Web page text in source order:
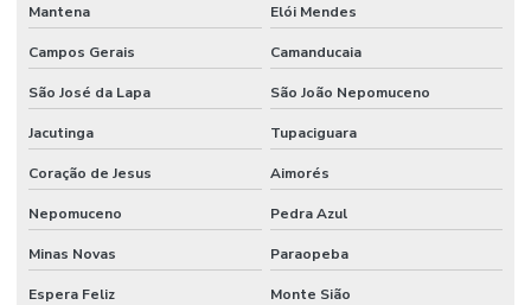
Manutenção Preventiva E Segurança
Manutenção Preventiva Industrial
Manutenção preventiva industrial
Manutenção Preventiva Para Equipamentos Pesados
Manutenção Preventiva Para Indústrias
Manutenção Preventiva Para Máquinas
Manutenção de processos industriais
Mantena Elói Mendes
Campos Gerais Camanducaia
São José da Lapa São João Nepomuceno
Jacutinga Tupaciguara
Coração de Jesus Aimorés
Nepomuceno Pedra Azul
Minas Novas Paraopeba
Espera Feliz Monte Sião